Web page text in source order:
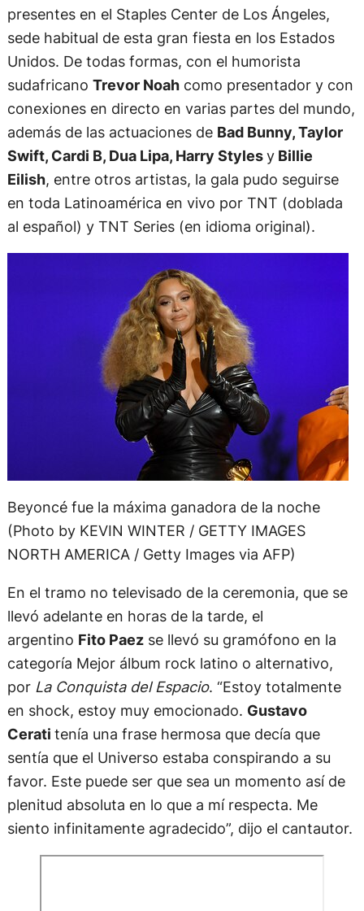
presentes en el Staples Center de Los Ángeles,
sede habitual de esta gran fiesta en los Estados
Unidos. De todas formas, con el humorista
sudafricano Trevor Noahcomo presentador y con
conexiones en directo en varias partes del mundo,
además de las actuaciones de Bad Bunny, Taylor
Swift, Cardi B, Dua Lipa, Harry StylesyBillie
Eilish, entre otros artistas, la gala pudo seguirse
en toda Latinoamérica en vivo por TNT (doblada
al español) y TNT Series (en idioma original).
Beyoncé fue la máxima ganadora de la noche
(Photo by KEVIN WINTER / GETTY IMAGES
NORTH AMERICA / Getty Images via AFP)
En el tramo no televisado de la ceremonia, que se
llevó adelante en horas de la tarde, el
argentino Fito Paezse llevó su gramófono en la
categoría Mejor álbum rock latino o alternativo,
por La Conquista del Espacio. “Estoy totalmente
en shock, estoy muy emocionado. Gustavo
Cerati tenía una frase hermosa que decía que
sentía que el Universo estaba conspirando a su
favor. Este puede ser que sea un momento así de
plenitud absoluta en lo que a mí respecta. Me
siento infinitamente agradecido”, dijo el cantautor.